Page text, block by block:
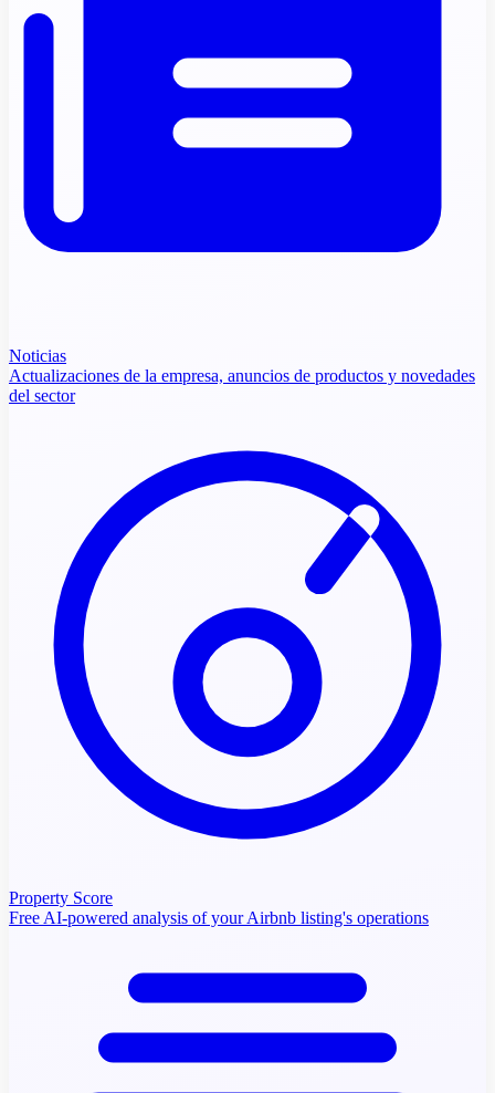
Noticias
Actualizaciones de la empresa, anuncios de productos y novedades
del sector
Property Score
Free AI-powered analysis of your Airbnb listing's operations